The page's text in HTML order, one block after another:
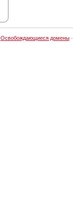
Освобождающиеся домены·